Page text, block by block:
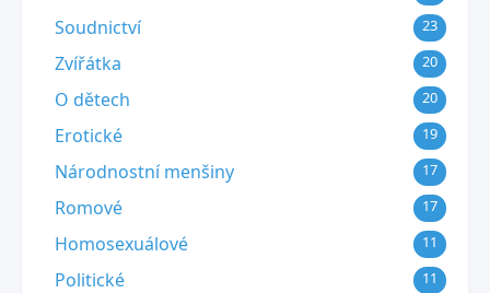
Soudnictví 23
Zvířátka 20
O dětech 20
Erotické 19
Národnostní menšiny 17
Romové 17
Homosexuálové 11
Politické 11